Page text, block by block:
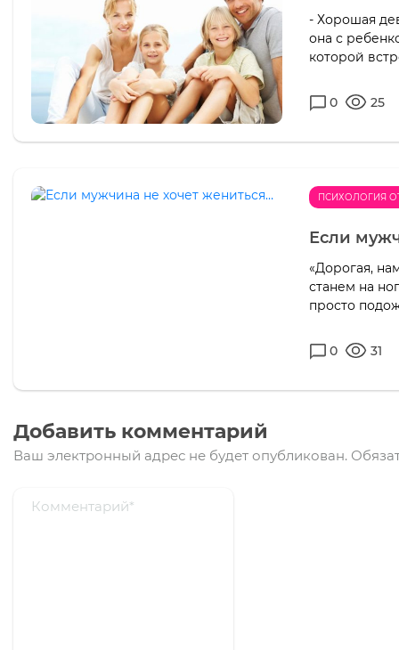
- Хорошая
она с
которой
0 25
ПСИХОЛОГИЯ
Если
«Дорогая,
станем на
просто
0 31
Добавить комментарий
Ваш электронный адрес не будет опубликован.